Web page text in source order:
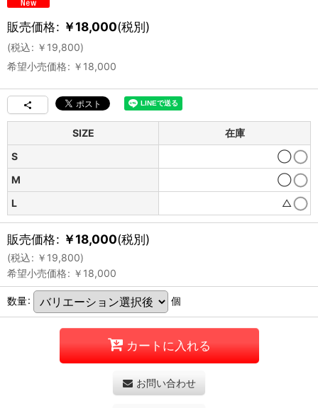
販売価格: ￥18,000(税別)
(税込: ￥ 19,800)
希望小売価格: ￥ 18,000
SIZE
在庫
S
◯
M
◯
L
△
販売価格: ￥18,000(税別)
(税込: ￥ 19,800)
希望小売価格: ￥ 18,000
数量: 個
カートに入れる
お問い合わせ